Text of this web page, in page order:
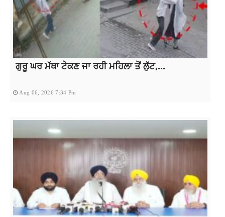
ਗੁਰੂ ਘਰ ਮੱਥਾ ਟੇਕਣ ਜਾ ਰਹੀ ਮਹਿਲਾ ਤੋਂ ਲੁੱਟ,...
Aug 06, 2026 7:34 Pm